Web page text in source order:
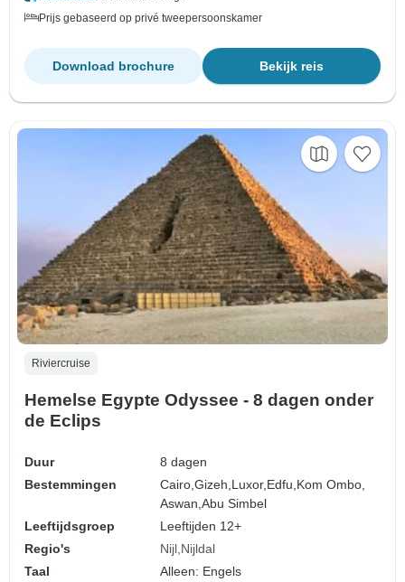
Prijs gebaseerd op privé tweepersoonskamer
Bekijk reis
Download brochure
Riviercruise
Hemelse Egypte Odyssee - 8 dagen onder
de Eclips
Duur
8 dagen
Bestemmingen
Cairo,Gizeh, Luxor, Edfu, Kom Ombo,
Aswan,Abu Simbel
Leeftijdsgroep
Leeftijden 12+
Regio's
Nijl Nijldal
Taal
Alleen: Engels